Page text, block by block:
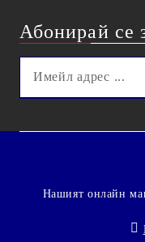
Абонирай се
Нашият онлайн